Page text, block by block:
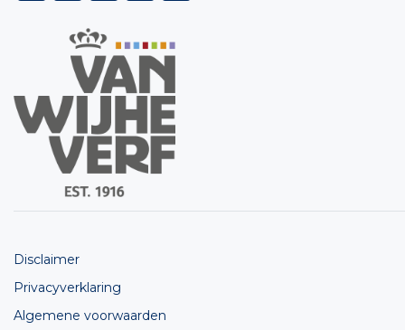
Disclaimer
Privacyverklaring
Algemene voorwaarden